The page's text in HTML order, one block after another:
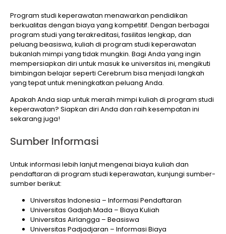
Program studi keperawatan menawarkan pendidikan
berkualitas dengan biaya yang kompetitif. Dengan berbagai
program studi yang terakreditasi, fasilitas lengkap, dan
peluang beasiswa, kuliah di program studi keperawatan
bukanlah mimpi yang tidak mungkin. Bagi Anda yang ingin
mempersiapkan diri untuk masuk ke universitas ini, mengikuti
bimbingan belajar seperti Cerebrum bisa menjadi langkah
yang tepat untuk meningkatkan peluang Anda.
Apakah Anda siap untuk meraih mimpi kuliah di program studi
keperawatan? Siapkan diri Anda dan raih kesempatan ini
sekarang juga!
Sumber Informasi
Untuk informasi lebih lanjut mengenai biaya kuliah dan
pendaftaran di program studi keperawatan, kunjungi sumber-
sumber berikut:
Universitas Indonesia – Informasi Pendaftaran
Universitas Gadjah Mada – Biaya Kuliah
Universitas Airlangga – Beasiswa
Universitas Padjadjaran – Informasi Biaya